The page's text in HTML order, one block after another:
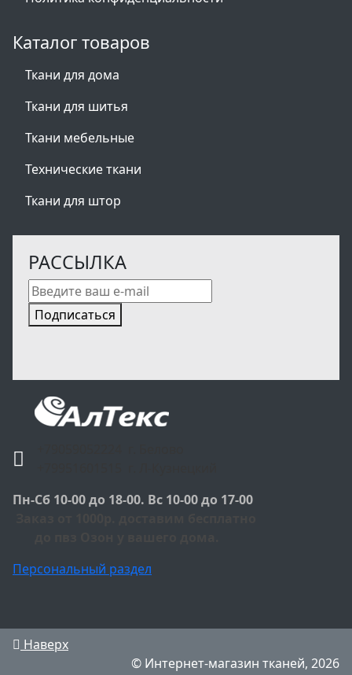
Каталог товаров
Ткани для дома
Ткани для шитья
Ткани мебельные
Технические ткани
Ткани для штор
РАССЫЛКА
Подписаться
Пн-Сб 10-00 до 18-00. Вс 10-00 до 17-00
Персональный раздел
Наверх
© Интернет-магазин тканей, 2026